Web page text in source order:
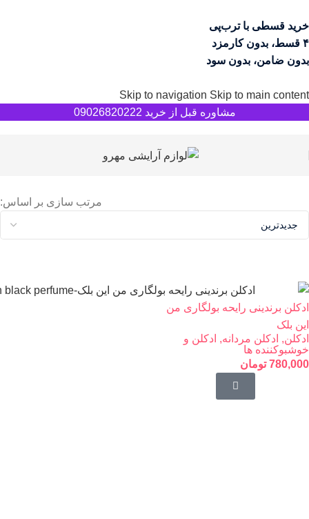
خرید قسطی با ترب‌پی
۴ قسط، بدون کارمزد
بدون ضامن، بدون سود
Skip to navigation Skip to main content
مشاوره قبل از خرید 09026820222
مرتب سازی بر اساس:
ادکلن برندینی رایحه بولگاری من
این بلک
ادکلن, ادکلن مردانه, ادکلن و
خوشبوکننده ها
780,000 تومان